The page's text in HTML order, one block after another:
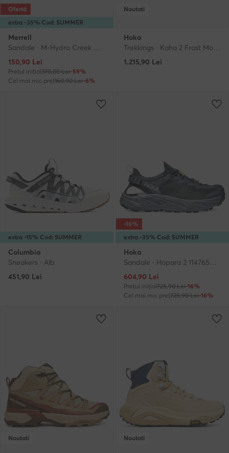
extra -35% Cod: SUMMER
Ofertă
Merrell
Sandale · M-Hydro Creek MK162389 · Violet
Prețul actual
150,90 Lei
Prețul inițial370,00 Lei-59%
Cel mai mic preț160,90 Lei-6%
Noutati
Hoka
Trekkings · Kaha 2 Frost Moc GTX GORE-TEX 1155196 · Bej deschis
1.215,90 Lei
extra -15% Cod: SUMMER
Columbia
Sneakers · Alb
451,90 Lei
extra -35% Cod: SUMMER
-16%
Hoka
Prețul actual
604,90 Lei
Prețul inițial725,90 Lei-16%
Cel mai mic preț725,90 Lei-16%
Noutati Noutati